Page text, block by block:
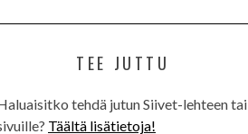
TEE JUTTU
tehdä jutun Siivet-lehteen tai
Täältä lisätietoja!